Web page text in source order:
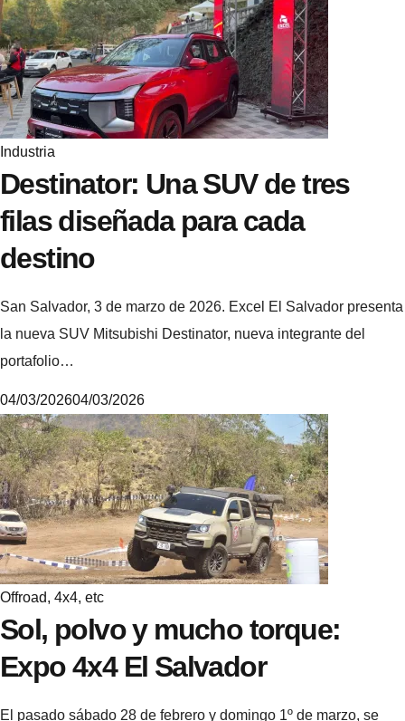
i
k
e
Industria
Destinator: Una SUV de tres
filas diseñada para cada
destino
San Salvador, 3 de marzo de 2026. Excel El Salvador presenta
la nueva SUV Mitsubishi Destinator, nueva integrante del
portafolio…
M
i
k
e
04/03/202604/03/2026
Offroad, 4x4, etc
Sol, polvo y mucho torque:
Expo 4x4 El Salvador
El pasado sábado 28 de febrero y domingo 1º de marzo, se